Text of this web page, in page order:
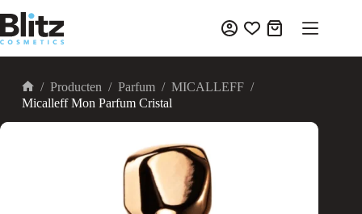
naar
de
Winkelwagen
Home
/ Producten / Parfum / MICALLEFF /
Micalleff Mon Parfum Cristal